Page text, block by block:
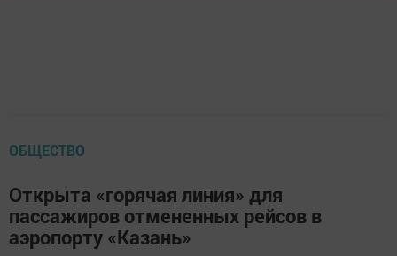
ОБЩЕСТВО
Открыта «горячая линия» для
пассажиров отмененных рейсов в
аэропорту «Казань»